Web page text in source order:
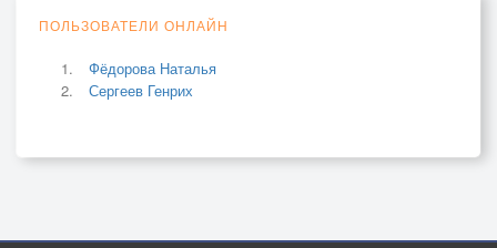
ПОЛЬЗОВАТЕЛИ ОНЛАЙН
Фёдорова Наталья
Сергеев Генрих